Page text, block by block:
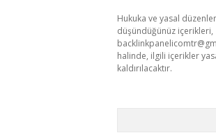
Hukuka ve yasal
düşündüğünüz içerikleri,
halinde, ilgili içerikler
kaldırılacaktır.